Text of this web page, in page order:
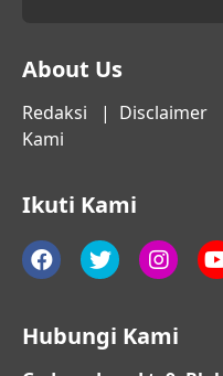
About Us
Redaksi | Disclaimer
Kami
Ikuti Kami
Hubungi Kami